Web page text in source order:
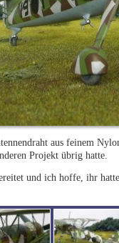
aus feinem
Projekt übrig hatte.
und ich hoffe, ihr